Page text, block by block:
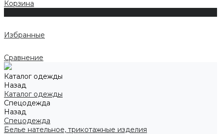
Корзина
Избранные
Сравнение
Каталог одежды
Назад
Каталог одежды
Спецодежда
Назад
Спецодежда
Белье нательное, трикотажные изделия